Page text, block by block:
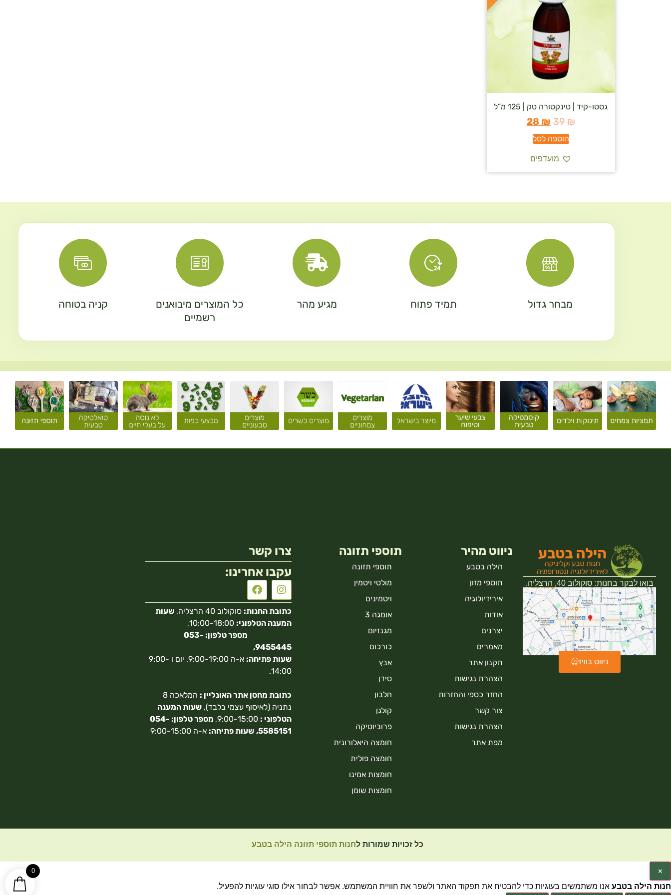
0
גסטו-קיד | טינקטורה טק | 125 מ”ל
39₪
28 ₪
הוספה לסל
מועדפים
מבחר גדול תמיד פתוח מגיע מהר
כל המוצרים מיבואנים
רשמיים
קניה בטוחה
בואו לבקר בחנות: סוקולוב 40, הרצליה.
ניווט בוויז
ניווט מהיר
הילה בטבע
תוספי מזון
אירידיולוגיה
אודות
יצרנים
מאמרים
תקנון אתר
הצהרת נגישות
החזר כספי והחזרות
צור קשר
הצהרת נגישות
מפת אתר
תוספי תזונה
תוספי תזונה
מולטי ויטמין
ויטמינים
אומגה 3
מגנזיום
כורכום
אבץ
סידן
חלבון
קולגן
פרוביוטיקה
חומצה היאלורונית
חומצה פולית
חומצות אמינו
חומצות שומן
צרו קשר
עקבו אחרינו:
כתובת החנות: סוקולוב 40 הרצליה,
שעות
המענה הטלפוני:
10:00-18:00,
מספר טלפון: 053-
9455445,
שעות פתיחה:
א-ה 9:00-19:00, יום ו 9:00-
14:00.
כתובת מחסן אתר האונליין :
המלאכה 8
נתניה (לאיסוף עצמי בלבד),שעות המענה
הטלפוני : 9:00-15:00,
מספר טלפון: 054-
5585151, שעות פתיחה: א-ה 9:00-15:00
כל זכויות שמורות לחנות תוספי תזונה הילה בטבע
×
חנות הילה בטבע אנו משתמשים בעוגיות כדי להבטיח את תפקוד האתר ולשפר את חוויית המשתמש. אפשר לבחור אילו סוגי עוגיות להפעיל.